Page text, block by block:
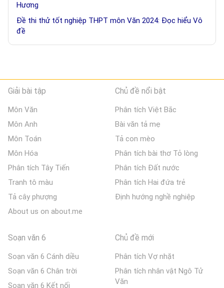
Hương
Đề thi thử tốt nghiệp THPT môn Văn 2024: Đọc hiểu Vô
đề
Giải bài tập
Môn Văn
Môn Anh
Môn Toán
Môn Hóa
Phân tích Tây Tiến
Tranh tô màu
Tả cây phượng
About us on about.me
Chủ đề nổi bật
Phân tích Việt Bắc
Bài văn tả mẹ
Tả con mèo
Phân tích bài thơ Tỏ lòng
Phân tích Đất nước
Phân tích Hai đứa trẻ
Định hướng nghề nghiệp
Soạn văn 6
Soạn văn 6 Cánh diều
Soạn văn 6 Chân trời
Soạn văn 6 Kết nối
Chủ đề mới
Phân tích Vợ nhặt
Phân tích nhân vật Ngô Tử
Văn